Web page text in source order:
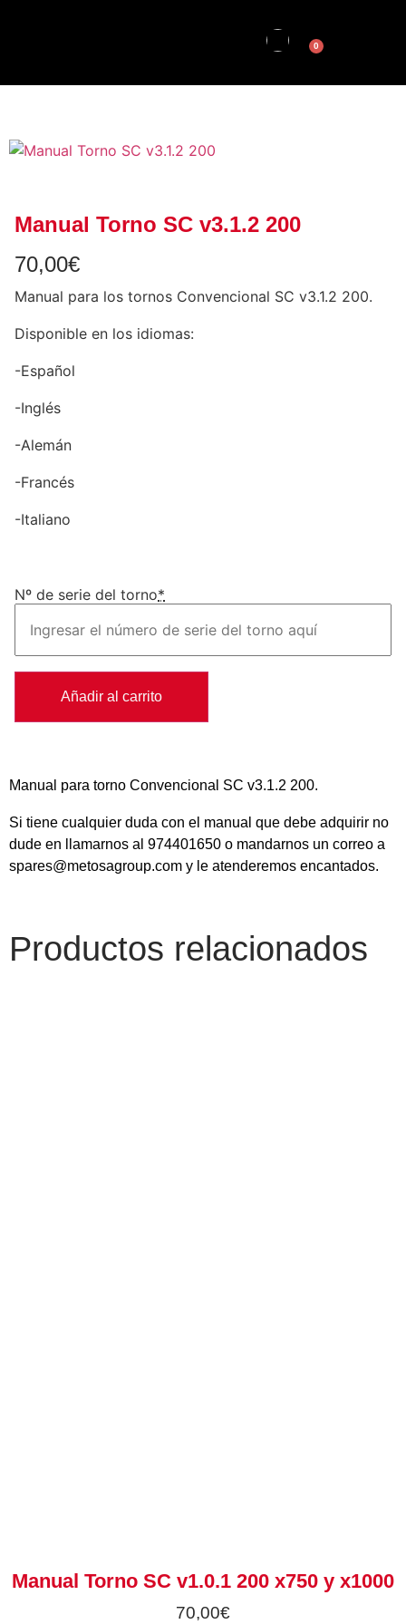
0
Manual Torno SC v3.1.2 200
70,00€
Manual para los tornos Convencional SC v3.1.2 200.
Disponible en los idiomas:
-Español
-Inglés
-Alemán
-Francés
-Italiano
Nº de serie del torno*
Añadir al carrito
Manual para torno Convencional SC v3.1.2 200.
Si tiene cualquier duda con el manual que debe adquirir no
dude en llamarnos al 974401650 o mandarnos un correo a
spares@metosagroup.com y le atenderemos encantados.
Productos relacionados
Manual Torno SC v1.0.1 200 x750 y x1000
70,00€